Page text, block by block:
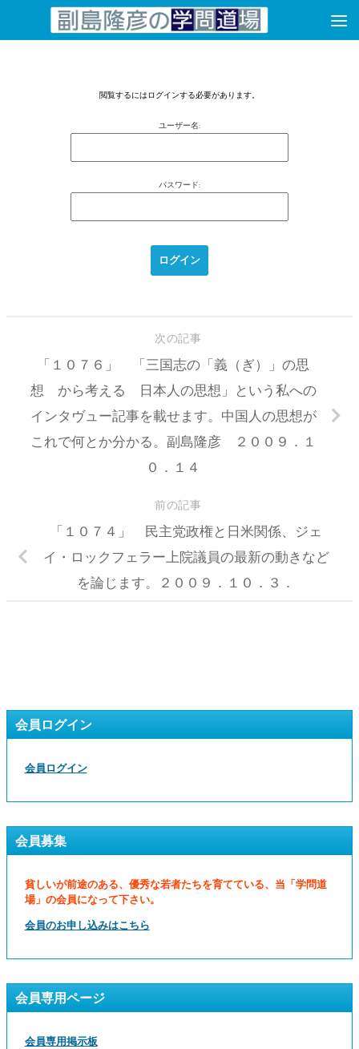
コンテンツへスキップ
閲覧するにはログインする必要があります。
ユーザー名:
パスワード:
次の記事
「１０７６」 「三国志の「義（ぎ）」の思
想 から考える 日本人の思想」という私への
インタヴュー記事を載せます。中国人の思想が
これで何とか分かる。副島隆彦 ２００９．１
０．１４
前の記事
「１０７４」 民主党政権と日米関係、ジェ
イ・ロックフェラー上院議員の最新の動きなど
を論じます。２００９．１０．３．
会員ログイン
会員ログイン
会員募集
貧しいが前途のある、優秀な若者たちを育てている、当「学問道
場」の会員になって下さい。
会員のお申し込みはこちら
会員専用ページ
会員専用掲示板